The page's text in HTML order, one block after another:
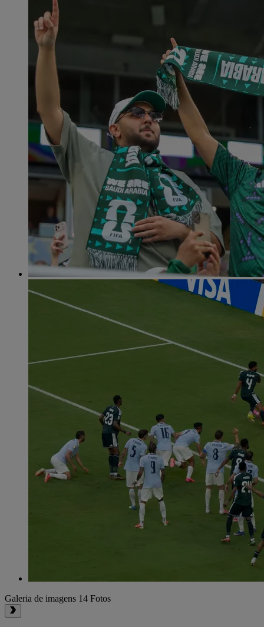
Galeria de imagens
Depois, começou a festa. Al Owais brilhou ao evitar o golo de Viñas